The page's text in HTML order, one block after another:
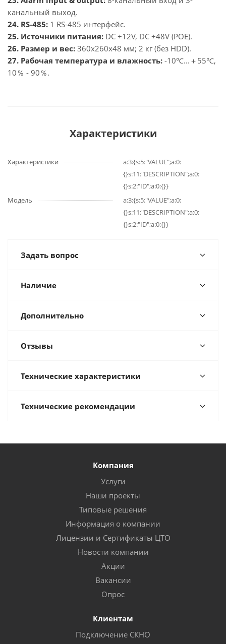
канальный выход.
24. RS-485: 1 RS-485 интерфейс.
25. Источники питания: DC +12V, DC +48V (POE).
26. Размер и вес: 360x260x48 мм; 2 кг (без HDD).
27. Рабочая температура и влажность: -10℃...＋55℃,
10％ - 90％.
Характеристики
Характеристики
a:3:{s:5:"VALUE";a:0:
{}s:11:"DESCRIPTION";a:0:
{}s:2:"ID";a:0:{}}
Модель
a:3:{s:5:"VALUE";a:0:
{}s:11:"DESCRIPTION";a:0:
{}s:2:"ID";a:0:{}}
Задать вопрос
Наличие
Дополнительно
Отзывы
Технические характеристики
Технические рекомендации
Компания
Услуги
Наши проекты
Типовые решения
Информация о компании
Лицензии и Сертификаты ЦТО
Новости компании
Акции
Вакансии
Опрос
Клиентам
Подключение СКНО